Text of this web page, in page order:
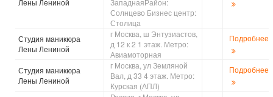
Лены Лениной
ЗападнаяРайон:
Солнцево Бизнес центр:
Столица
Студия маникюра
Лены Лениной
г Москва, ш Энтузиастов,
д 12 к 2 1 этаж. Метро:
Авиамоторная
Подробнее
Студия маникюра
Лены Лениной
г Москва, ул Земляной
Вал, д 33 4 этаж. Метро:
Курская (АПЛ)
Подробнее